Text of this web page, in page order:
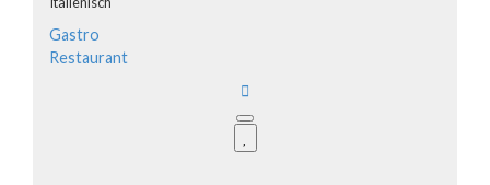
Gastro
Restaurant